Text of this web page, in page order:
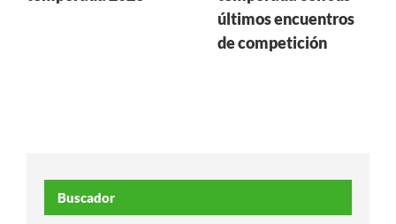
últimos encuentros
de competición
Buscador